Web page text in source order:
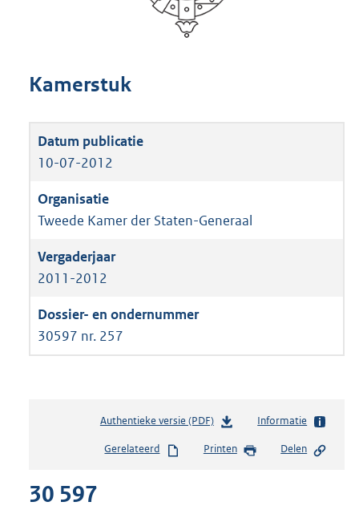
Kamerstuk
10-07-2012
Tweede Kamer der Staten-Generaal
2011-2012
30597 nr. 257
Authentieke versie (PDF)b
s
Informatie
Gerelateerd Printen Delen
30 597